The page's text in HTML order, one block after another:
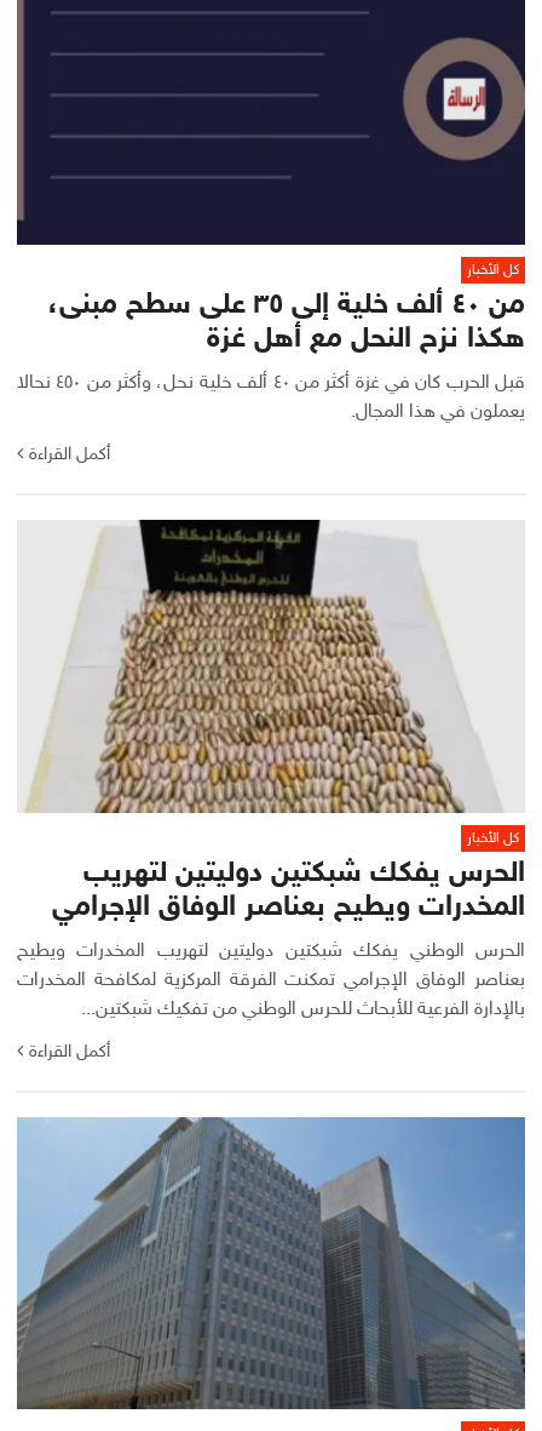
كل الأخبار
من ٤٠ ألف خلية إلى ٣٥ على سطح مبنى،
هكذا نزح النحل مع أهل غزة
قبل الحرب كان في غزة أكثر من ٤٠ ألف خلية نحل، وأكثر من ٤٥٠ نحالا
يعملون في هذا المجال.
أكمل القراءة
كل الأخبار
الحرس يفكك شبكتين دوليتين لتهريب
المخدرات ويطيح بعناصر الوفاق الإجرامي
الحرس الوطني يفكك شبكتين دوليتين لتهريب المخدرات ويطيح
بعناصر الوفاق الإجرامي تمكنت الفرقة المركزية لمكافحة المخدرات
بالإدارة الفرعية للأبحاث للحرس الوطني من تفكيك شبكتين...
أكمل القراءة